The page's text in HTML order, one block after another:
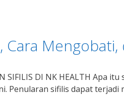
Cara
SIFILIS DI NK HEALTH
Penularan sifilis dapat